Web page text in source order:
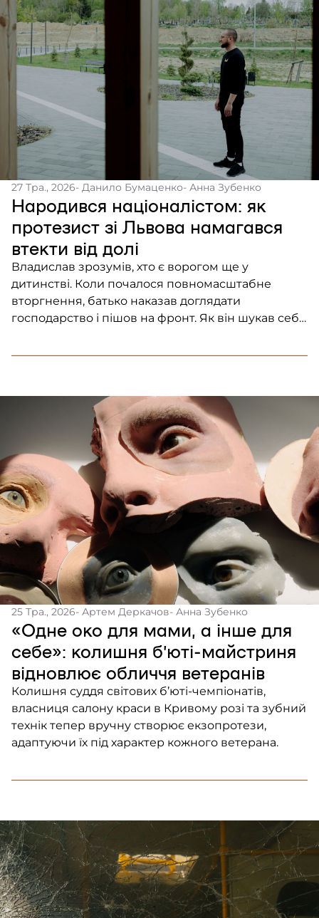
27 Тра., 2026- Данило Бумаценко- Анна Зубенко
Народився націоналістом: як
протезист зі Львова намагався
втекти від долі
Владислав зрозумів, хто є ворогом ще у
дитинстві. Коли почалося повномасштабне
вторгнення, батько наказав доглядати
господарство і пішов на фронт. Як він шукав себе
25 Тра., 2026- Артем Деркачов- Анна Зубенко
«Одне око для мами, а інше для
себе»: колишня б’юті-майстриня
відновлює обличчя ветеранів
Колишня суддя світових б’юті-чемпіонатів,
власниця салону краси в Кривому розі та зубний
технік тепер вручну створює екзопротези,
адаптуючи їх під характер кожного ветерана.